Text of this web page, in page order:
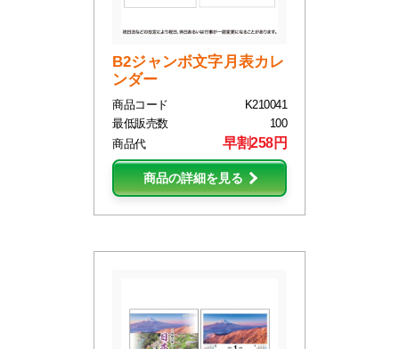
B2ジャンボ文字月表カレ
ンダー
商品コード
K210041
最低販売数
100
商品代
早割258円
商品の詳細を見る